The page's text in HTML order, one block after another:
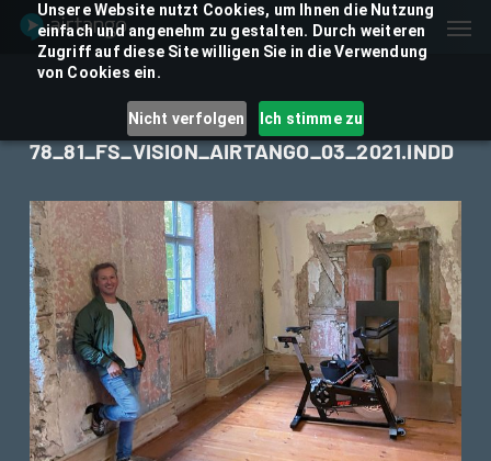
Unsere Website nutzt Cookies, um Ihnen die Nutzung
einfach und angenehm zu gestalten. Durch weiteren
Zugriff auf diese Site willigen Sie in die Verwendung
von Cookies ein.
Nicht verfolgen Ich stimme zu
Skip
content
78_81_FS_VISION_AIRTANGO_03_2021.INDD